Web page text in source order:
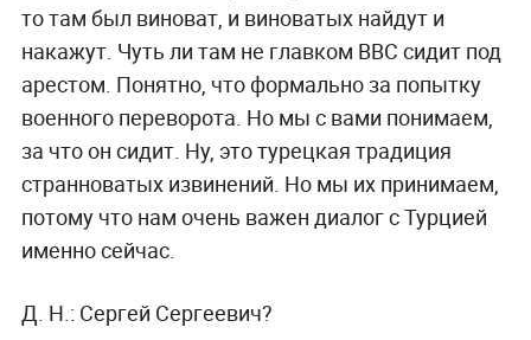
то там был виноват, и виноватых найдут и
накажут. Чуть ли там не главком ВВС сидит под
арестом. Понятно, что формально за попытку
военного переворота. Но мы с вами понимаем,
за что он сидит. Ну, это турецкая традиция
странноватых извинений. Но мы их принимаем,
потому что нам очень важен диалог с Турцией
именно сейчас.
Д. Н.: Сергей Сергеевич?